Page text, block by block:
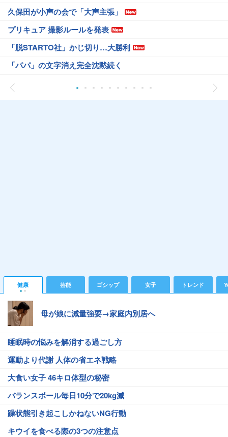
久保田が小声の会で「大声主張」
プリキュア 撮影ルールを発表
「脱STARTO社」かじ切り…大勝利
「パパ」の文字消え完全沈黙続く
健康 芸能 ゴシップ 女子 トレンド
母が娘に減量強要→家庭内別居へ
睡眠時の悩みを解消する過ごし方
運動より代謝 人体の省エネ戦略
大食い女子 46キロ体型の秘密
バランスボール毎日10分で20kg減
躁状態引き起こしかねないNG行動
キウイを食べる際の3つの注意点